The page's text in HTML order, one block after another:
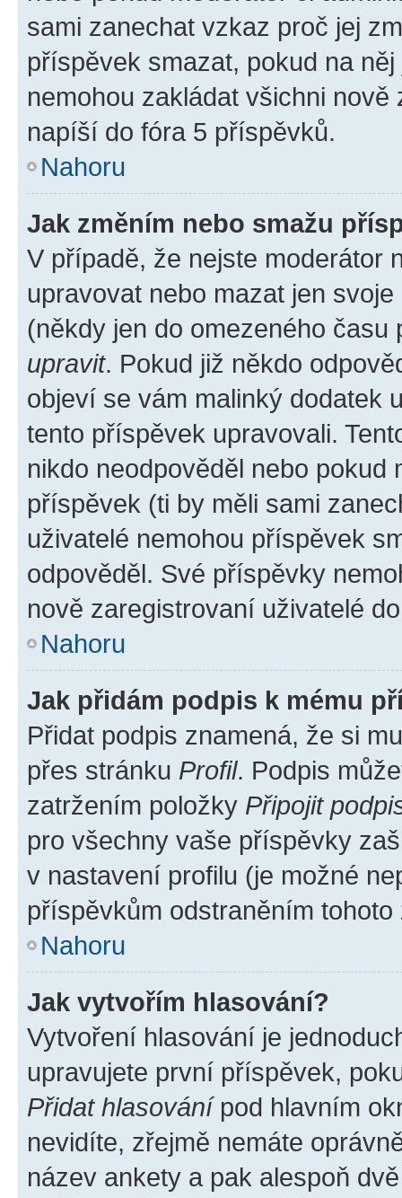
sami zanechat vzkaz proč jej
příspěvek smazat, pokud na
nemohou zakládat všichni
napíší do fóra 5 příspěvků.
Nahoru
Jak změním nebo smažu
V případě, že nejste moderátor
upravovat nebo mazat jen
(někdy jen do omezeného
upravit. Pokud již někdo
objeví se vám malinký dodatek
tento příspěvek upravovali.
nikdo neodpověděl nebo pokud
příspěvek (ti by měli sami
uživatelé nemohou příspěvek
odpověděl. Své příspěvky
nově zaregistrovaní uživatelé
Nahoru
Jak přidám podpis k mému
Přidat podpis znamená, že si
přes stránku Profil. Podpis
zatržením položky Připojit
pro všechny vaše příspěvky
v nastavení profilu (je možné
příspěvkům odstraněním
Nahoru
Jak vytvořím hlasování?
Vytvoření hlasování je
upravujete první příspěvek,
Přidat hlasovánípod hlavním
nevidíte, zřejmě nemáte
název ankety a pak alespoň